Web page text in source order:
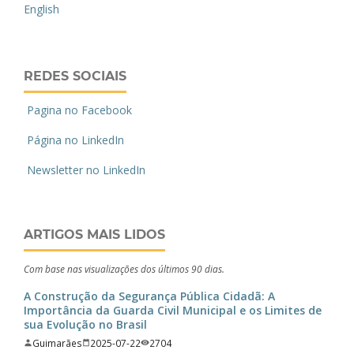
English
REDES SOCIAIS
Pagina no Facebook
Página no LinkedIn
Newsletter no LinkedIn
ARTIGOS MAIS LIDOS
Com base nas visualizações dos últimos 90 dias.
A Construção da Segurança Pública Cidadã: A
Importância da Guarda Civil Municipal e os Limites de
sua Evolução no Brasil
Guimarães 2025-07-22 2704